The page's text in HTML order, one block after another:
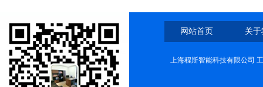
网站首页 关
上海程斯智能科技有限公司